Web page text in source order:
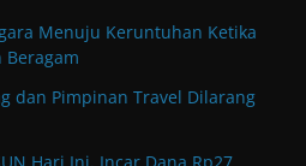
Menuju Keruntuhan Ketika
Beragam
dan Pimpinan Travel Dilarang